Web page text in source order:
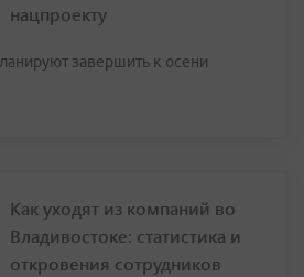
нацпроекту
завершить к осени
Как уходят из компаний во
Владивостоке: статистика и
откровения сотрудников